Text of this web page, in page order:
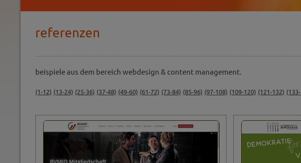
referenzen
beispiele aus dem bereich webdesign & content management.
(1-12) (13-24) (25-36) (37-48) (49-60) (61-72) (73-84) (85-96) (97-108) (109-120) (121-132)